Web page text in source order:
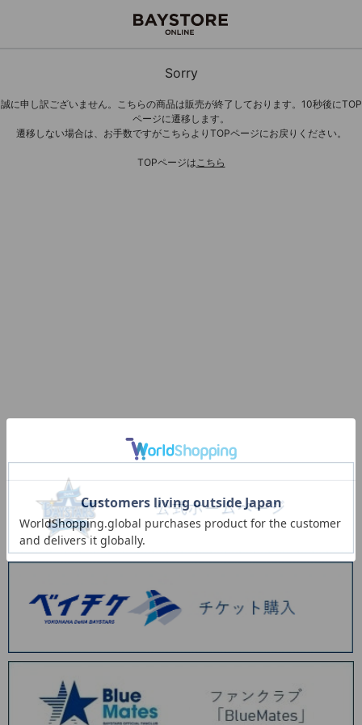
Sorry
誠に申し訳ございません。こちらの商品は販売が終了しております。10秒後にTOP
ページに遷移します。
遷移しない場合は、お手数ですがこちらよりTOPページにお戻りください。
TOPページはこちら